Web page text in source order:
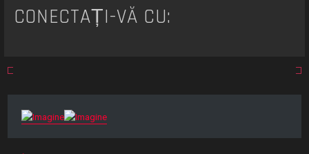
t
CONECTAȚI-VĂ CU: